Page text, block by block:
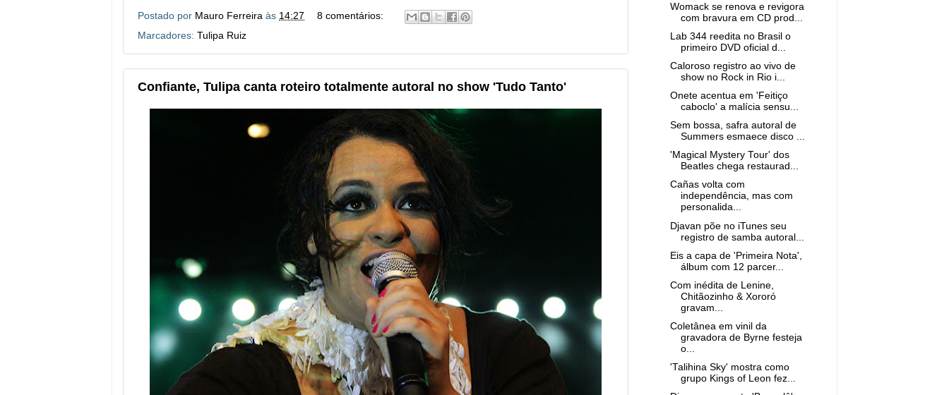
Postado por Mauro Ferreira às 14:27
8 comentários:
Marcadores: Tulipa Ruiz
Confiante, Tulipa canta roteiro totalmente autoral no show 'Tudo Tanto'
Womack se renova e revigora
com bravura em CD prod...
Lab 344 reedita no Brasil o
primeiro DVD oficial d...
Caloroso registro ao vivo de
show no Rock in Rio i...
Onete acentua em 'Feitiço
caboclo' a malícia sensu...
Sem bossa, safra autoral de
Summers esmaece disco ...
'Magical Mystery Tour' dos
Beatles chega restaurad...
Cañas volta com
independência, mas com
personalida...
Djavan põe no iTunes seu
registro de samba autoral...
Eis a capa de 'Primeira Nota',
álbum com 12 parcer...
Com inédita de Lenine,
Chitãozinho & Xororó
gravam...
Coletânea em vinil da
gravadora de Byrne festeja
o...
'Talihina Sky' mostra como
grupo Kings of Leon fez...